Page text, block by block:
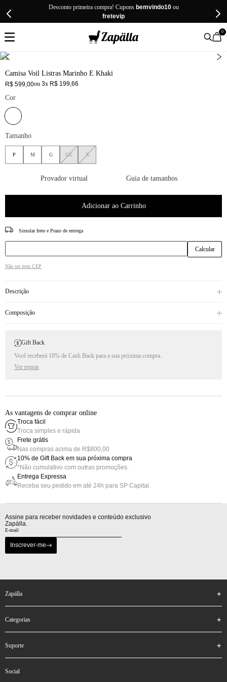
Desconto primeira compra! Cupons bemvindo10ou
fretevip
0
Camisa Voil Listras Marinho E Khaki
R$ 599,00ou 3x R$ 199,66
Cor
Tamanho
P M G GG X
Provador virtual Guia de tamanhos
Adicionar ao Carrinho
CEP
Não sei meu CEP
Descrição
Composição
Gift Back
Você receberá 10% de Cash Back para a sua próxima compra.
Ver regras
As vantagens de comprar online
Troca fácil
Troca simples e rápida
Frete grátis
Nas compras acima de R$800,00
10% de Gift Back em sua próxima compra
*Não cumulativo com outras promoções.
Entrega Expressa
Receba seu pedido em até 24h para SP Capital.
Assine para receber novidades e conteúdo exclusivo
Zapälla.
Inscrever-me
zapälla
categorias
suporte
social